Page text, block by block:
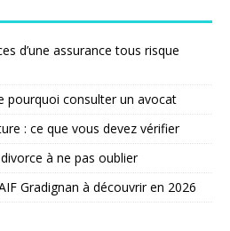
d’une assurance tous risque
pourquoi consulter un avocat
: ce que vous devez vérifier
à ne pas oublier
Gradignan à découvrir en 2026